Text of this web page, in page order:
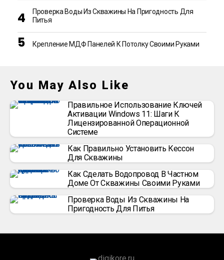
Проверка Воды Из Скважины На Пригодность Для
Питья
Крепление МДФ Панелей К Потолку Своими Руками
You May Also Like
Правильное Использование Ключей
Активации Windows 11: Шаги К
Лицензированной Операционной
Системе
Как Правильно Установить Кессон
Для Скважины
Как Сделать Водопровод В Частном
Доме От Скважины Своими Руками
Проверка Воды Из Скважины На
Пригодность Для Питья